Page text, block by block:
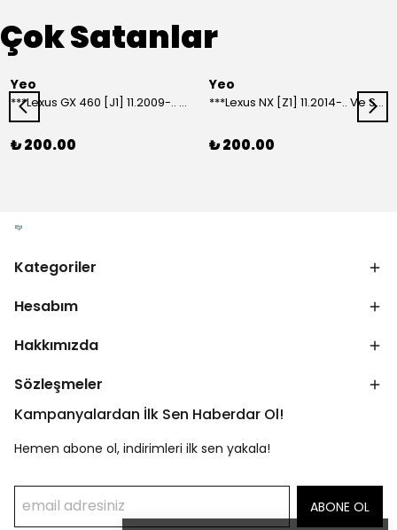
Çok Satanlar
Yeo
***Lexus GX 460 [J1] 11.2009-.. Ve Sonrası Model Yılları İçin Uyumlu Yeo Arka Silecek
₺ 200.00
Yeo
***Lexus NX [Z1] 11.2014-.. Ve Sonrası Model Yılları İçin Uyumlu Yeo Arka Silecek
₺ 200.00
Kategoriler
Hesabım
Hakkımızda
Sözleşmeler
Kampanyalardan İlk Sen Haberdar Ol!
Hemen abone ol, indirimleri ilk sen yakala!
ABONE OL